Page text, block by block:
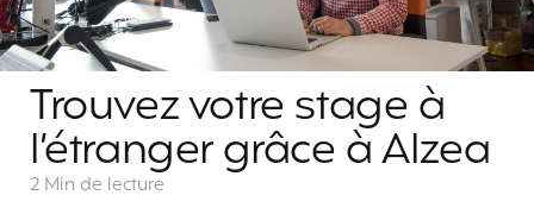
Trouvez votre stage à
l’étranger grâce à Alzea
2 Min de lecture